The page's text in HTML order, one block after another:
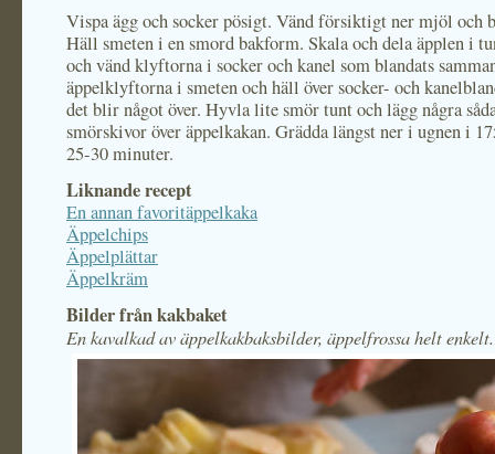
Vispa ägg och socker pösigt. Vänd försiktigt ner mjöl och
Häll smeten i en smord bakform. Skala och dela äpplen i
och vänd klyftorna i socker och kanel som blandats
äppelklyftorna i smeten och häll över socker- och
det blir något över. Hyvla lite smör tunt och lägg några
smörskivor över äppelkakan. Grädda längst ner i ugnen i
25-30 minuter.
Liknande recept
En annan favoritäppelkaka
Äppelchips
Äppelplättar
Äppelkräm
Bilder från kakbaket
En kavalkad av äppelkakbaksbilder, äppelfrossa helt enkelt.